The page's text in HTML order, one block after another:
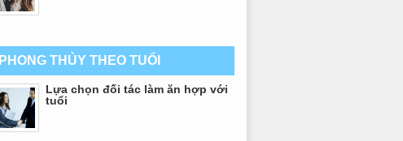
PHONG THỦY THEO TUỔI
Lựa chọn đối tác làm ăn hợp với
tuổi